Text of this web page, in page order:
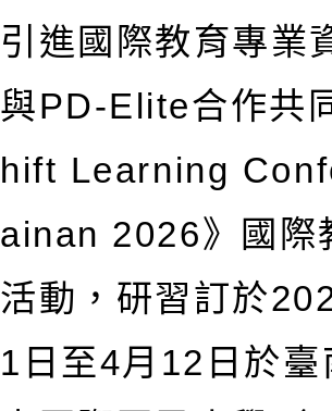
引進國際教育專業
與PD-Elite合作共
hift Learning
ainan 2026》國際
活動，研習訂於
1日至4月12日於